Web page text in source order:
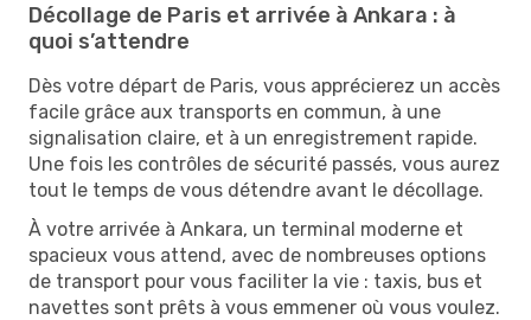
Décollage de Paris et arrivée à Ankara : à
quoi s’attendre
Dès votre départ de Paris, vous apprécierez un accès
facile grâce aux transports en commun, à une
signalisation claire, et à un enregistrement rapide.
Une fois les contrôles de sécurité passés, vous aurez
tout le temps de vous détendre avant le décollage.
À votre arrivée à Ankara, un terminal moderne et
spacieux vous attend, avec de nombreuses options
de transport pour vous faciliter la vie : taxis, bus et
navettes sont prêts à vous emmener où vous voulez.